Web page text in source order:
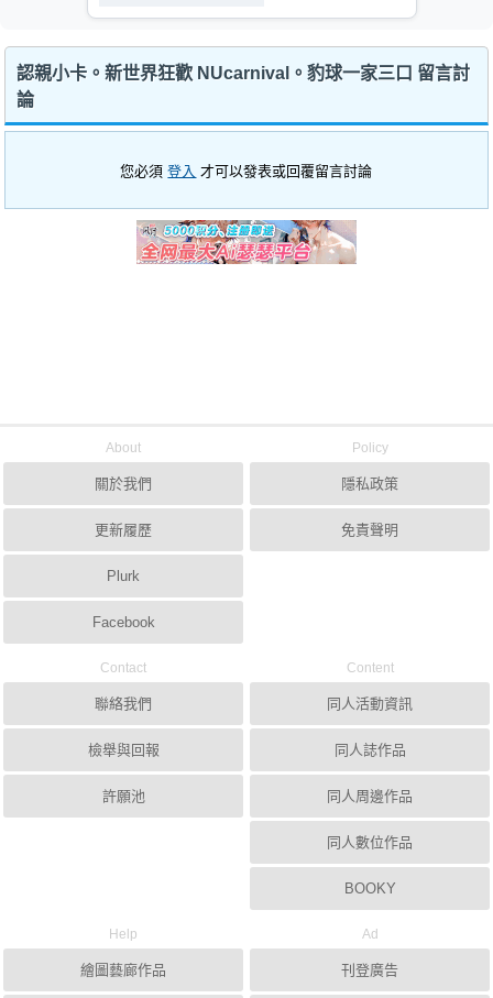
認親小卡。新世界狂歡 NUcarnival。豹球一家三口 留言討
論
您必須登入 才可以發表或回覆留言討論
About
關於我們
更新履歷
Plurk
Facebook
Policy
隱私政策
免責聲明
Contact
聯絡我們
檢舉與回報
許願池
Content
同人活動資訊
同人誌作品
同人周邊作品
同人數位作品
BOOKY
Help
繪圖藝廊作品
Ad
刊登廣告